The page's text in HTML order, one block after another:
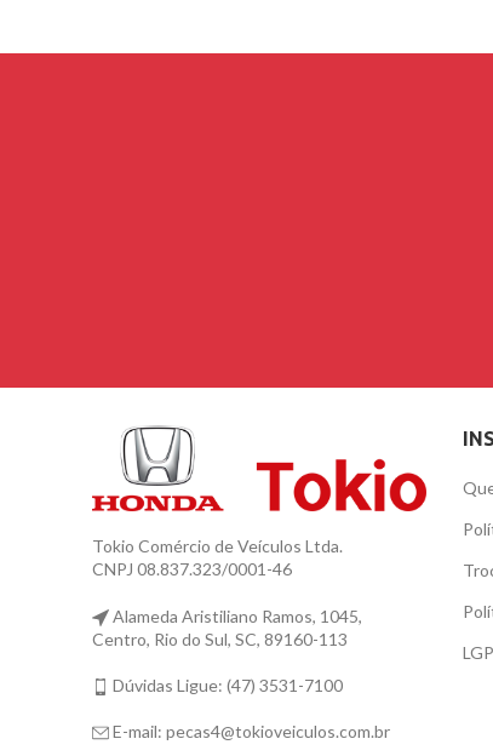
Tokio Comércio de Veículos Ltda.
CNPJ 08.837.323/0001-46
Alameda Aristiliano Ramos, 1045,
Centro, Rio do Sul, SC, 89160-113
Dúvidas Ligue: (47) 3531-7100
E-mail: pecas4@tokioveiculos.com.br